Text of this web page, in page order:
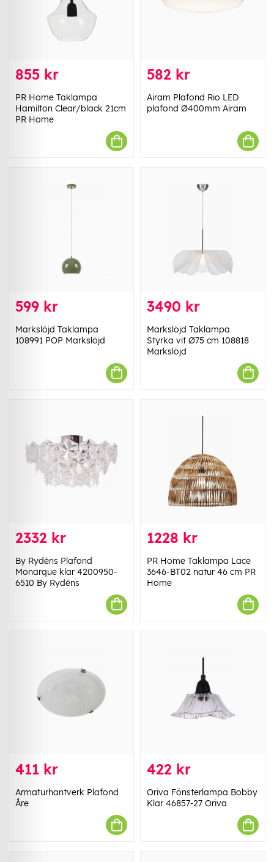
855 kr
PR Home Taklampa
Hamilton Clear/black 21cm
PR Home
582 kr
Airam Plafond Rio LED
plafond Ø400mm Airam
599 kr
Markslöjd Taklampa
108991 POP Markslöjd
3490 kr
Markslöjd Taklampa
Styrka vit Ø75 cm 108818
Markslöjd
2332 kr
By Rydéns Plafond
Monarque klar 4200950-
6510 By Rydéns
1228 kr
PR Home Taklampa Lace
3646-BT02 natur 46 cm PR
Home
411 kr
Armaturhantverk Plafond
Åre
422 kr
Oriva Fönsterlampa Bobby
Klar 46857-27 Oriva